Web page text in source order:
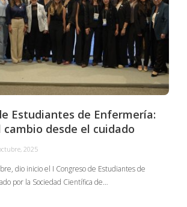
Estudiantes de Enfermería:
cambio desde el cuidado
2025
dio inicio el I Congreso de Estudiantes de
por la Sociedad Científica de…